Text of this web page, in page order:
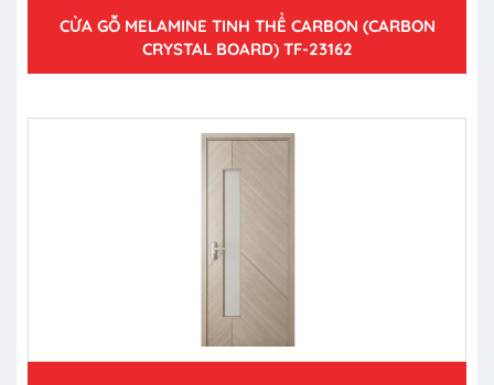
CỬA GỖ MELAMINE TINH THỂ CARBON (CARBON
CRYSTAL BOARD) TF-23162